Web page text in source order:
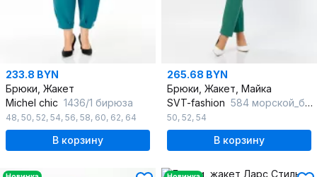
233.8 BYN
Брюки, Жакет
Michel chic 1436/1 бирюза
48, 50, 52, 54, 56, 58, 60, 62, 64
В корзину
265.68 BYN
Брюки, Жакет, Майка
SVT-fashion 584 морской_бриз
50, 52, 54
В корзину